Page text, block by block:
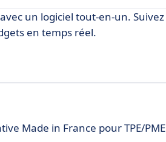
un logiciel tout-en-un. Suivez
en temps réel.
Made in France pour TPE/PME